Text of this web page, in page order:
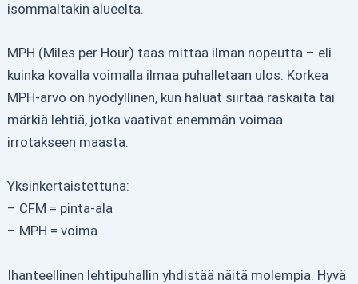
isommaltakin alueelta.
MPH (Miles per Hour) taas mittaa ilman nopeutta – eli
kuinka kovalla voimalla ilmaa puhalletaan ulos. Korkea
MPH-arvo on hyödyllinen, kun haluat siirtää raskaita tai
märkiä lehtiä, jotka vaativat enemmän voimaa
irrotakseen maasta.
Yksinkertaistettuna:
– CFM = pinta-ala
– MPH = voima
Ihanteellinen lehtipuhallin yhdistää näitä molempia. Hyvä